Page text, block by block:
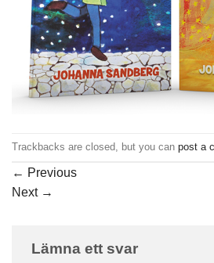
Trackbacks are closed, but you can post a
← Previous
Next →
Lämna ett svar